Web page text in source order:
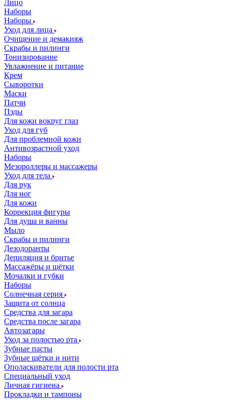
Лицо
Наборы
Наборы
Уход для лица
Очищение и демакияж
Скрабы и пилинги
Тонизирование
Увлажнение и питание
Крем
Сыворотки
Маски
Патчи
Пэды
Для кожи вокруг глаз
Уход для губ
Для проблемной кожи
Антивозрастной уход
Наборы
Мезороллеры и массажеры
Уход для тела
Для рук
Для ног
Для кожи
Коррекция фигуры
Для душа и ванны
Мыло
Скрабы и пилинги
Дезодоранты
Депиляция и бритье
Массажёры и щётки
Мочалки и губки
Наборы
Солнечная серия
Защита от солнца
Средства для загара
Средства после загара
Автозагары
Уход за полостью рта
Зубные пасты
Зубные щётки и нити
Ополаскиватели для полости рта
Специальный уход
Личная гигиена
Прокладки и тампоны